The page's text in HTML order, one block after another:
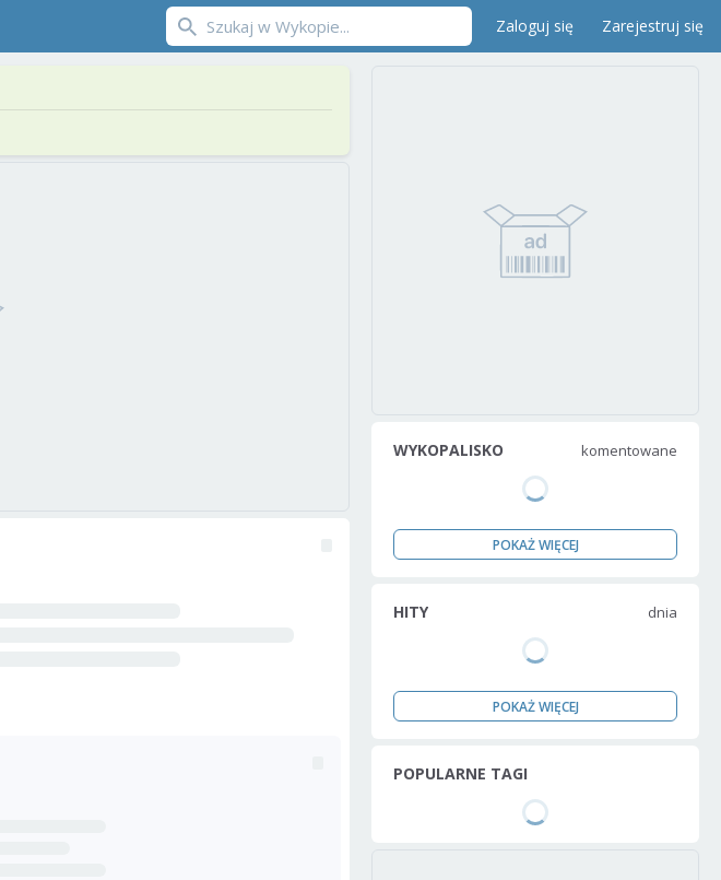
Zaloguj się Zarejestruj się
WYKOPALISKO komentowane
POKAŻ WIĘCEJ
HITY dnia
POKAŻ WIĘCEJ
POPULARNE TAGI